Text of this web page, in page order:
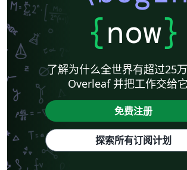
{now}
了解为什么全世界有超过25
Overleaf 并把工作交给它
免费注册
探索所有订阅计划